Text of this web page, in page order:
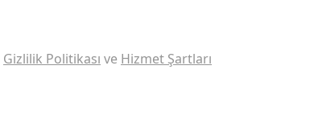
Gizlilik Politikası ve Hizmet Şartları